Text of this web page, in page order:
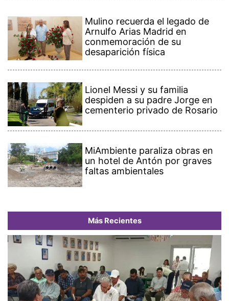
Mulino recuerda el legado de
Arnulfo Arias Madrid en
conmemoración de su
desaparición física
Lionel Messi y su familia
despiden a su padre Jorge en
cementerio privado de Rosario
MiAmbiente paraliza obras en
un hotel de Antón por graves
faltas ambientales
Más Recientes